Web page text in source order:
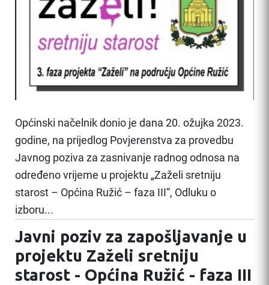
Općinski načelnik donio je dana 20. ožujka 2023.
godine, na prijedlog Povjerenstva za provedbu
Javnog poziva za zasnivanje radnog odnosa na
određeno vrijeme u projektu „Zaželi sretniju
starost – Općina Ružić – faza III“, Odluku o
izboru...
Javni poziv za zapošljavanje u
projektu Zaželi sretniju
starost - Općina Ružić - faza III